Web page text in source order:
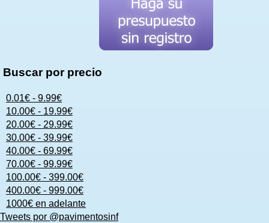
Buscar por precio
0.01€ - 9.99€
10.00€ - 19.99€
20.00€ - 29.99€
30.00€ - 39.99€
40.00€ - 69.99€
70.00€ - 99.99€
100.00€ - 399.00€
400.00€ - 999.00€
1000€ en adelante
Tweets por @pavimentosinf